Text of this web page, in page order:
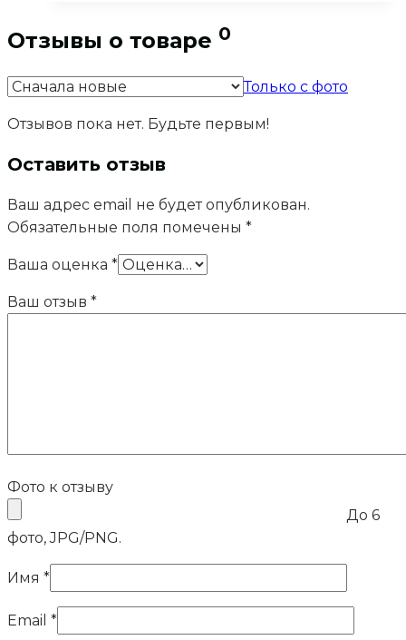
Отзывы о товаре 0
Только с фото
Отзывов пока нет. Будьте первым!
Оставить отзыв
Ваш адрес email не будет опубликован.
Обязательные поля помечены *
Ваша оценка *
Ваш отзыв *
Фото к отзыву
До 6
фото, JPG/PNG.
Имя *
Email *